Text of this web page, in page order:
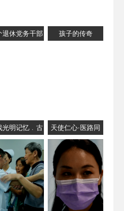
退休党务干部
孩子的传奇
光明记忆﹒古
天使仁心·医路同
行